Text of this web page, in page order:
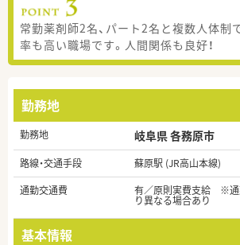
常勤薬剤師2名、パート2名と複数人体制
率も高い職場です。人間関係も良好！
勤務地
勤務地 岐阜県 各務原市
路線・交通手段
蘇原駅 (JR高山本線)
通勤交通費
有／原則実費支給 ※通
り異なる場合あり
基本情報